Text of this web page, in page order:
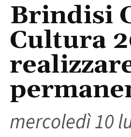
Brindisi
Cultura
mercoledì 10